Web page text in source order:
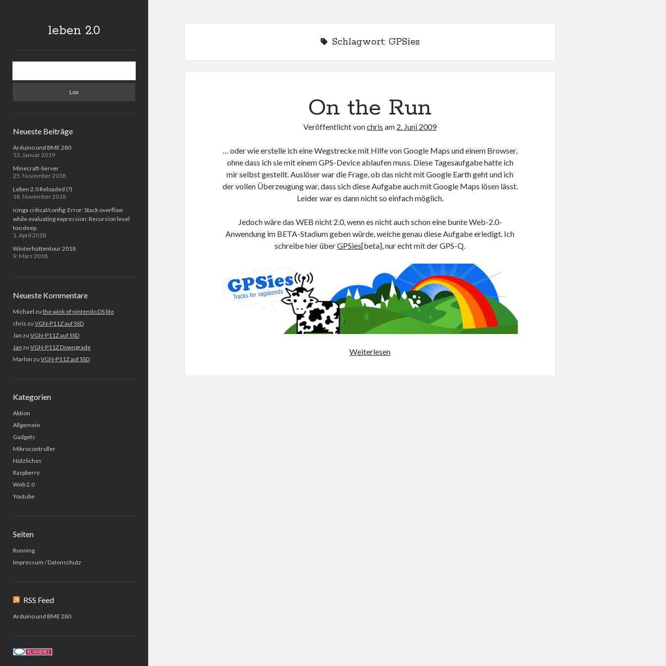
leben 2.0
Sidebar
Neueste Beiträge
Arduino und BME 280
13. Januar 2019
Minecraft-Server
25. November 2018
Leben 2.0 Reloaded (?)
18. November 2018
icinga critical/config: Error: Stack overflow
while evaluating expression: Recursion level
too deep.
1. April 2018
Winterhüttentour 2018
9. März 2018
Neueste Kommentare
Michael zu the wink of nintendo DS lite
chris zu VGN-P11Z auf SSD
Jan zu VGN-P11Z auf SSD
Jan zu VGN-P11Z Downgrade
Marlon zu VGN-P11Z auf SSD
Kategorien
Aktion
Allgemein
Gadgets
Mikrocontroller
Nützliches
Raspberry
Web 2.0
Youtube
Seiten
Running
Impressum / Datenschutz
RSS Feed
Arduino und BME 280
Schlagwort: GPSies
On the Run
Veröffentlicht vonchris am 2. Juni 2009
… oder wie erstelle ich eine Wegstrecke mit Hilfe von Google Maps und einem Browser,
ohne dass ich sie mit einem GPS-Device ablaufen muss. Diese Tagesaufgabe hatte ich
mir selbst gestellt. Auslöser war die Frage, ob das nicht mit Google Earth geht und ich
der vollen Überzeugung war, dass sich diese Aufgabe auch mit Google Maps lösen lässt.
Leider war es dann nicht so einfach möglich.
Jedoch wäre das WEB nicht 2.0, wenn es nicht auch schon eine bunte Web-2.0-
Anwendung im BETA-Stadium geben würde, welche genau diese Aufgabe erledigt. Ich
schreibe hier überGPSies[beta], nur echt mit der GPS-Q.
WeiterlesenOn